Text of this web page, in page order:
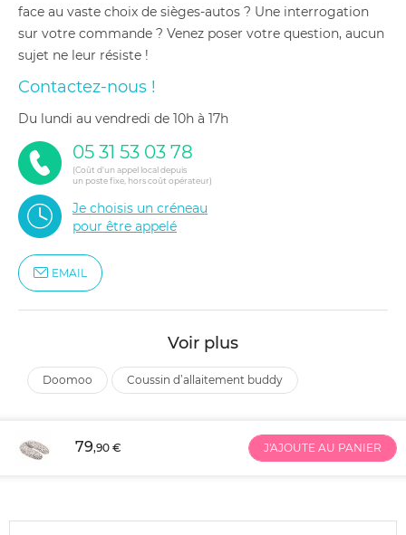
face au vaste choix de sièges-autos ? Une interrogation
sur votre commande ? Venez poser votre question, aucun
sujet ne leur résiste !
Contactez-nous !
du lundi au vendredi de 10h à 17h
05 31 53 03 78
(Coût d'un appel local depuis
un poste fixe, hors coût opérateur)
Je choisis un créneau
pour être appelé
EMAIL
Voir plus
doomoo coussin d’allaitement buddy
79,90 € J'AJOUTE AU PANIER